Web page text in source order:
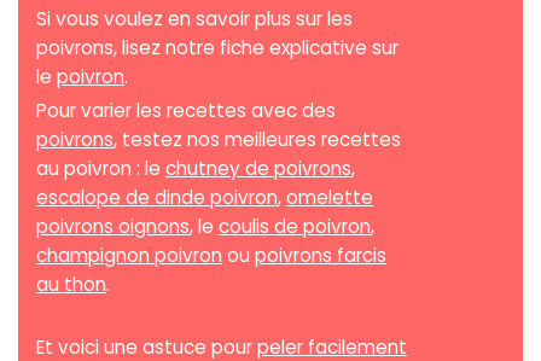
Si vous voulez en savoir plus sur les
poivrons, lisez notre fiche explicative sur
le poivron.
Pour varier les recettes avec des
poivrons, testez nos meilleures recettes
au poivron : le chutney de poivrons,
escalope de dinde poivron,omelette
poivrons oignons, le coulis de poivron,
champignon poivron ou poivrons farcis
au thon.
Et voici une astuce pourpeler facilement